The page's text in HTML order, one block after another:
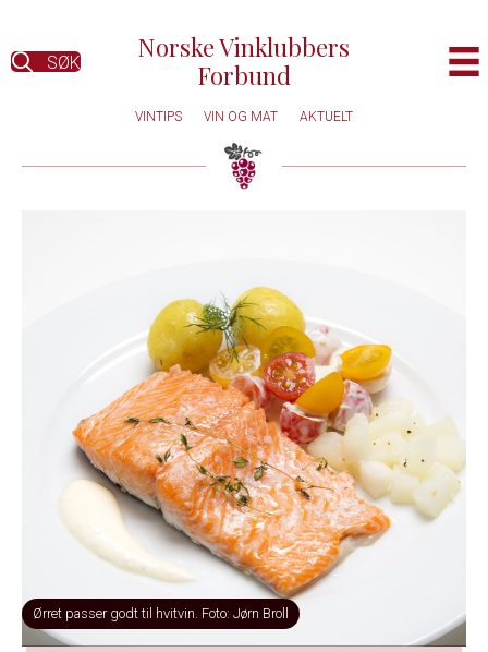
SØK
Norske Vinklubbers
Forbund
VINTIPS VIN OG MAT AKTUELT
Ørret passer godt til hvitvin. Foto: Jørn Broll